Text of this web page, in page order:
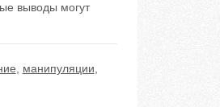
выводы могут
манипуляции